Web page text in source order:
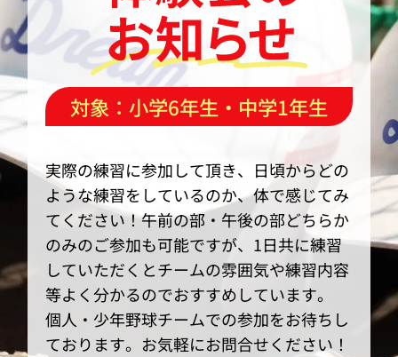
対象：小学6年生・中学1年生
実際の練習に参加して頂き、日頃からどの
ような練習をしているのか、体で感じてみ
てください！午前の部・午後の部どちらか
のみのご参加も可能ですが、1日共に練習
していただくとチームの雰囲気や練習内容
等よく分かるのでおすすめしています。
個人・少年野球チームでの参加をお待ちし
ております。お気軽にお問合せください！